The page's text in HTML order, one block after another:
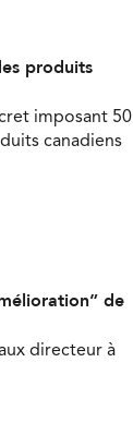
produits
imposant 50
canadiens
de
directeur à